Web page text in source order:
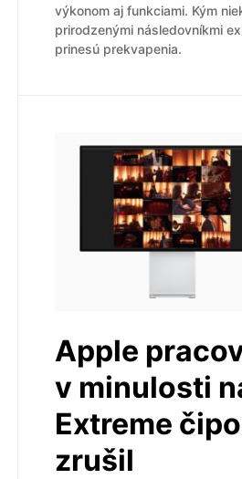
výkonom aj funkciami. Kým
prirodzenými následovníkmi
prinesú prekvapenia.
Apple
v minulosti
Extreme
zrušil